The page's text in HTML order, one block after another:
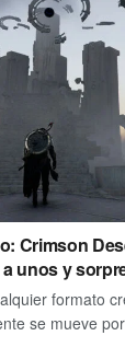
Crimson
unos y
formato
se mueve